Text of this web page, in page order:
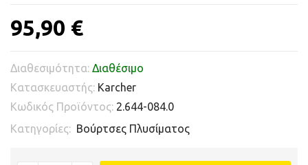
95,90 €
Διαθεσιμότητα: Διαθέσιμο
Κατασκευαστής: Karcher
Κωδικός Προϊόντος: 2.644-084.0
Κατηγορίες: Βούρτσες Πλυσίματος